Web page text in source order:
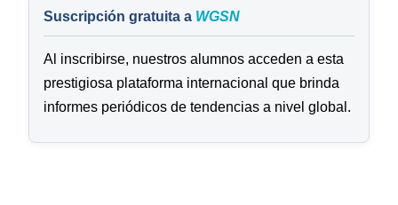
Suscripción gratuita a WGSN
Al inscribirse, nuestros alumnos acceden a esta
prestigiosa plataforma internacional que brinda
informes periódicos de tendencias a nivel global.